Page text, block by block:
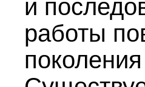
и
работы